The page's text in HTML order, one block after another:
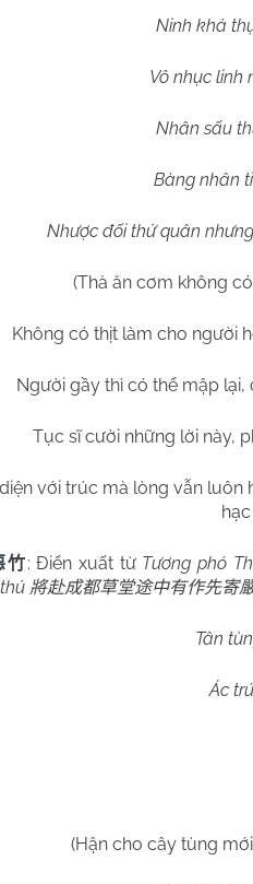
Ninh khả
Vô nhục linh
Nhân sấu
Bàng nhân
Nhược đối thử quân
(Thà ăn cơm không
Không có thịt làm cho người
Người gầy thì có thể mập
Tục sĩ cười những lời này,
với trúc mà lòng vẫn luôn
竹: Điển xuất từ Tương phó
將赴成都草堂途中有作先寄
Tân
Ác
(Hận cho cây tùng